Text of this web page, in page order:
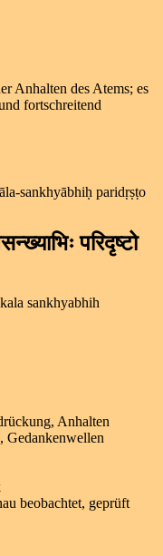
Anhalten des Atems; es
fortschreitend
sankhyābhiḥ paridṛṣṭo
परिदृष्टो
sankhyabhih
Anhalten
Gedankenwellen
beobachtet, geprüft